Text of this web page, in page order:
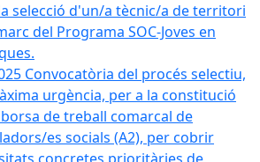
selecció d'un/a tècnic/a de territori
del Programa SOC-Joves en
Convocatòria del procés selectiu,
urgència, per a la constitució
de treball comarcal de
es socials (A2), per cobrir